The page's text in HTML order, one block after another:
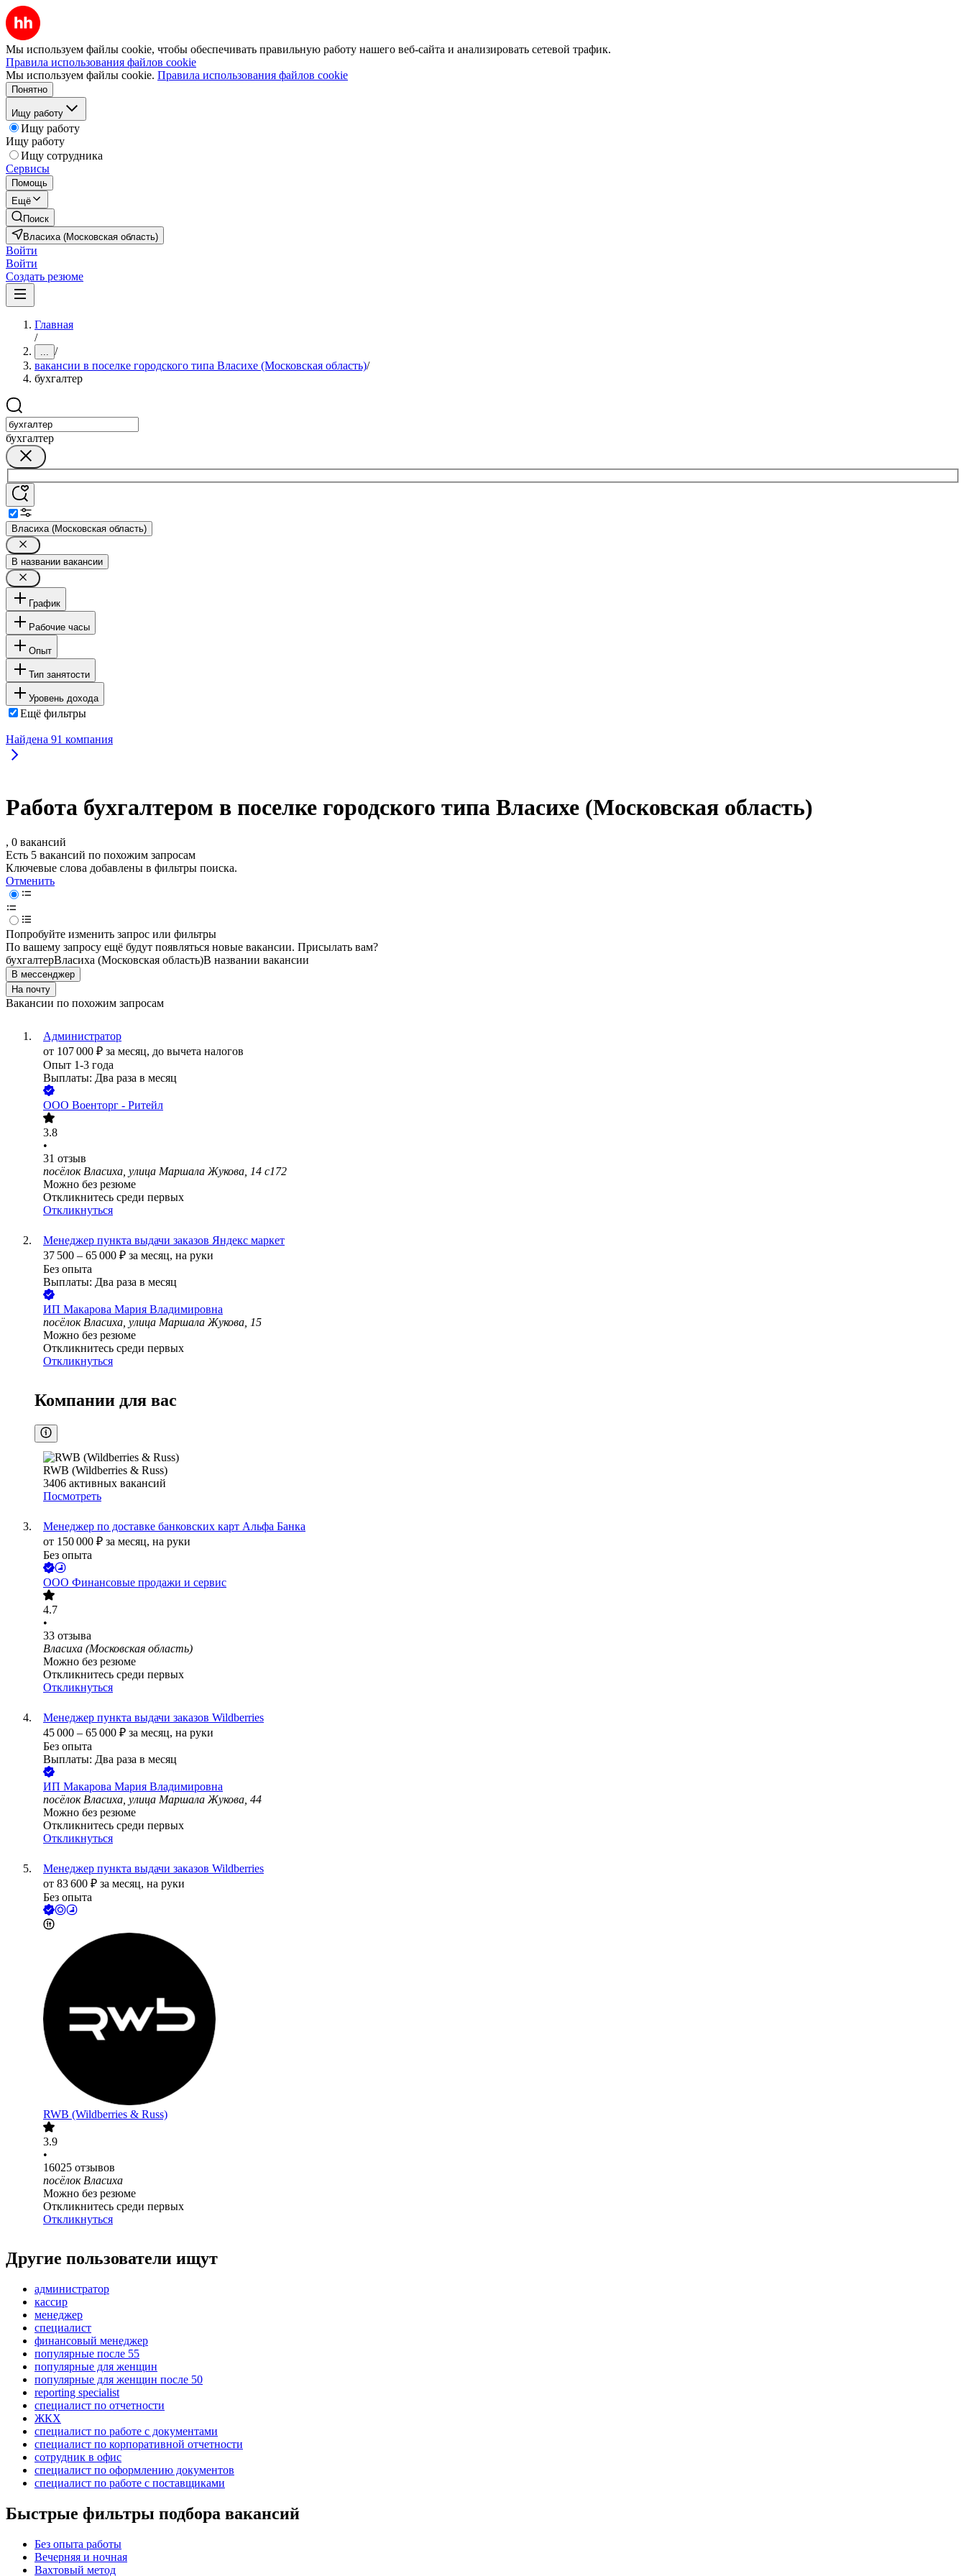
Мы используем файлы cookie, чтобы обеспечивать правильную работу нашего веб-сайта и анализировать сетевой трафик.
Правила использования файлов cookie
Мы используем файлы cookie. Правила использования файлов cookie
Понятно
Ищу работу
Ищу работу
Ищу работу
Ищу сотрудника
Сервисы
Помощь
Ещё
Поиск
Власиха (Московская область)
Войти
Войти
Создать резюме
Главная
/
... /
вакансии в поселке городского типа Власихе (Московская область)/
бухгалтер
бухгалтер
Власиха (Московская область)
В названии вакансии
График
Рабочие часы
Опыт
Тип занятости
Уровень дохода
Ещё фильтры
Найдена 91 компания
Работа бухгалтером в поселке городского типа Власихе (Московская область)
, 0 вакансий
Есть 5 вакансий по похожим запросам
Ключевые слова добавлены в фильтры поиска.
Отменить
Попробуйте изменить запрос или фильтры
По вашему запросу ещё будут появляться новые вакансии. Присылать вам?
бухгалтерВласиха (Московская область)В названии вакансии
В мессенджер
На почту
Вакансии по похожим запросам
Администратор
от 107 000 ₽ за месяц, до вычета налогов
Опыт 1-3 года
Выплаты: Два раза в месяц
ООО Военторг - Ритейл
3.8
•
31 отзыв
посёлок Власиха, улица Маршала Жукова, 14 с172
Можно без резюме
Откликнитесь среди первых
Откликнуться
Менеджер пункта выдачи заказов Яндекс маркет
37 500 – 65 000 ₽ за месяц, на руки
Без опыта
Выплаты: Два раза в месяц
ИП Макарова Мария Владимировна
посёлок Власиха, улица Маршала Жукова, 15
Можно без резюме
Откликнитесь среди первых
Откликнуться
Компании для вас
RWB (Wildberries & Russ)
3406 активных вакансий
Посмотреть
Менеджер по доставке банковских карт Альфа Банка
от 150 000 ₽ за месяц, на руки
Без опыта
ООО Финансовые продажи и сервис
4.7
•
33 отзыва
Власиха (Московская область)
Можно без резюме
Откликнитесь среди первых
Откликнуться
Менеджер пункта выдачи заказов Wildberries
45 000 – 65 000 ₽ за месяц, на руки
Без опыта
Выплаты: Два раза в месяц
ИП Макарова Мария Владимировна
посёлок Власиха, улица Маршала Жукова, 44
Можно без резюме
Откликнитесь среди первых
Откликнуться
Менеджер пункта выдачи заказов Wildberries
от 83 600 ₽ за месяц, на руки
Без опыта
RWB (Wildberries & Russ)
3.9
•
16025 отзывов
посёлок Власиха
Можно без резюме
Откликнитесь среди первых
Откликнуться
Другие пользователи ищут
администратор
кассир
менеджер
специалист
финансовый менеджер
популярные после 55
популярные для женщин
популярные для женщин после 50
reporting specialist
специалист по отчетности
ЖКХ
специалист по работе с документами
специалист по корпоративной отчетности
сотрудник в офис
специалист по оформлению документов
специалист по работе с поставщиками
Быстрые фильтры подбора вакансий
Без опыта работы
Вечерняя и ночная
Вахтовый метод